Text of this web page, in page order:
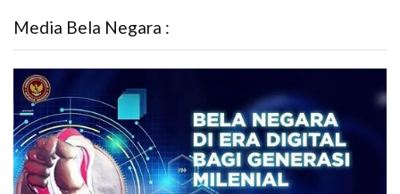
Media Bela Negara :